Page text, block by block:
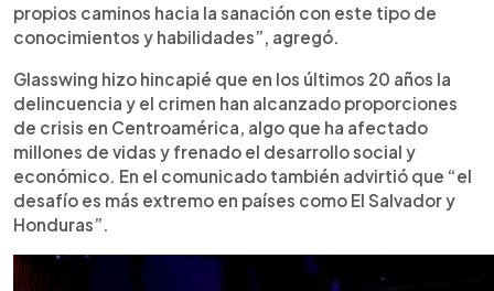
propios caminos hacia la sanación con este tipo de
conocimientos y habilidades”, agregó.
Glasswing hizo hincapié que en los últimos 20 años la
delincuencia y el crimen han alcanzado proporciones
de crisis en Centroamérica, algo que ha afectado
millones de vidas y frenado el desarrollo social y
económico. En el comunicado también advirtió que “el
desafío es más extremo en países como El Salvador y
Honduras”.